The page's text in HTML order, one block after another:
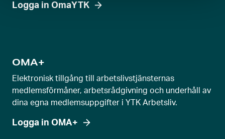
Logga in OmaYTK
OMA+
Elektronisk tillgång till arbetslivstjänsternas
medlemsförmåner, arbetsrådgivning och underhåll av
dina egna medlemsuppgifter i YTK Arbetsliv.
Logga in OMA+